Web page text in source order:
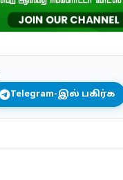
Telegram-இல் பகிர்க